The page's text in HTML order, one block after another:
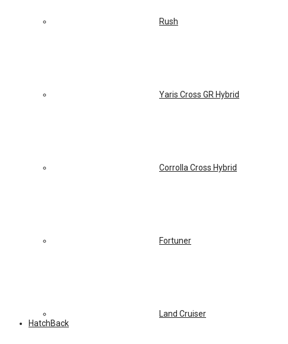
Rush
Yaris Cross GR Hybrid
Corrolla Cross Hybrid
Fortuner
Land Cruiser
HatchBack